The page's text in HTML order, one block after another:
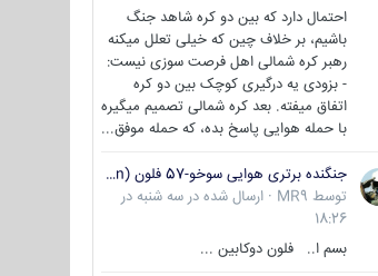
احتمال دارد که بین دو کره شاهد جنگ
باشیم، بر خلاف چین که خیلی تعلل میکنه
رهبر کره شمالی اهل فرصت سوزی نیست:
- بزودی یه درگیری کوچک بین دو کره
اتفاق میفته. بعد کره شمالی تصمیم میگیره
با حمله هوایی پاسخ بده، که حمله موفق...
جنگنده برتری هوایی سوخو-57 فلون (Su-57/Felon)
توسط MR9
· ارسال شده در سه شنبه در
18:26
بسم ا.. فلون دوکابین ...